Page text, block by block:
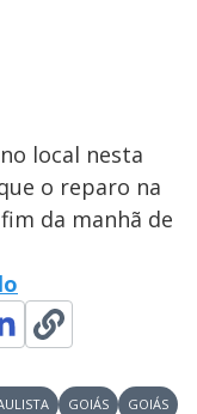
local nesta
o reparo na
da manhã de
GOIÁS GOIÁS